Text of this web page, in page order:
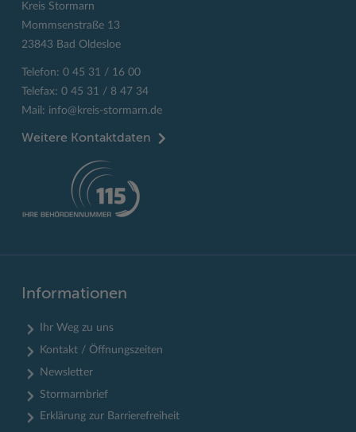
Kreis Stormarn
Mommsenstraße 13
23843 Bad Oldesloe
Telefon: 0 45 31 / 16 00
Telefax: 0 45 31 / 8 47 34
Mail: info@kreis-stormarn.de
Weitere Kontaktdaten
Informationen
Ihr Weg zu uns
Kontakt / Öffnungszeiten
Newsletter
Stormarnbrief
Erklärung zur Barrierefreiheit